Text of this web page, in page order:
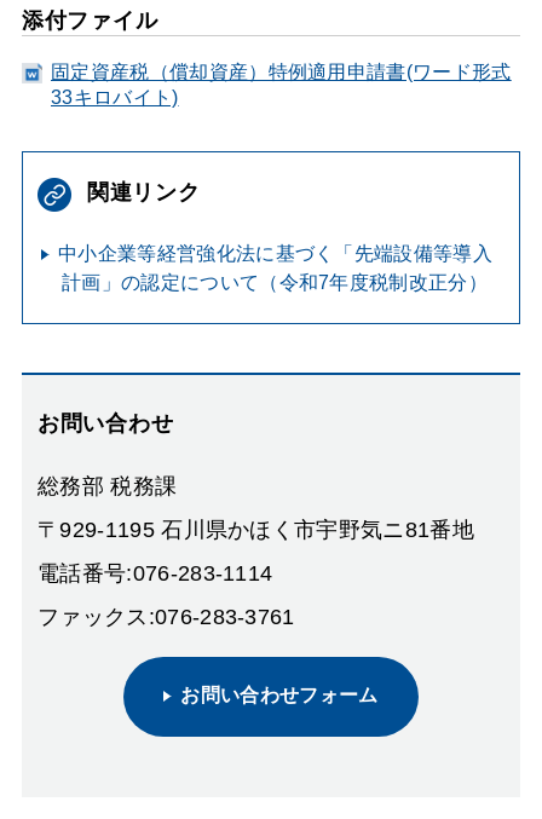
添付ファイル
固定資産税（償却資産）特例適用申請書(ワード形式
33キロバイト)
関連リンク
中小企業等経営強化法に基づく「先端設備等導入
計画」の認定について（令和7年度税制改正分）
お問い合わせ
総務部 税務課
〒929-1195 石川県かほく市宇野気ニ81番地
電話番号:076-283-1114
ファックス:076-283-3761
お問い合わせフォーム